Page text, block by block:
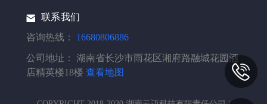
联系我们
咨询热线：
16680806886
公司地址：
湖南省长沙市雨花区湘府路融城花园酒
店精英楼18楼 查看地图